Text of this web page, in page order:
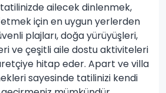
ailecek dinlenmek,
için en uygun yerlerden
plajları, doğa yürüyüşleri,
ve çeşitli aile dostu aktiviteleri
hitap eder. Apart ve villa
sayesinde tatilinizi kendi